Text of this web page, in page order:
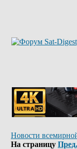
Новости
На страницу Пред.